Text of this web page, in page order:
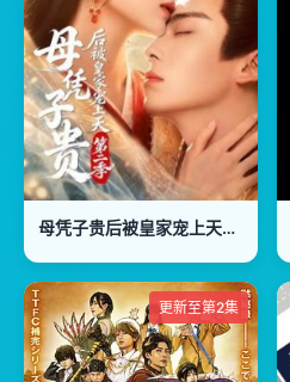
母凭子贵后被皇家宠上天第2季
更新至第2集